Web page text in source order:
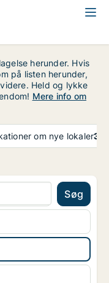
herunder. Hvis
på listen herunder,
Held og lykke
Mere info om
om nye lokaler
Søg